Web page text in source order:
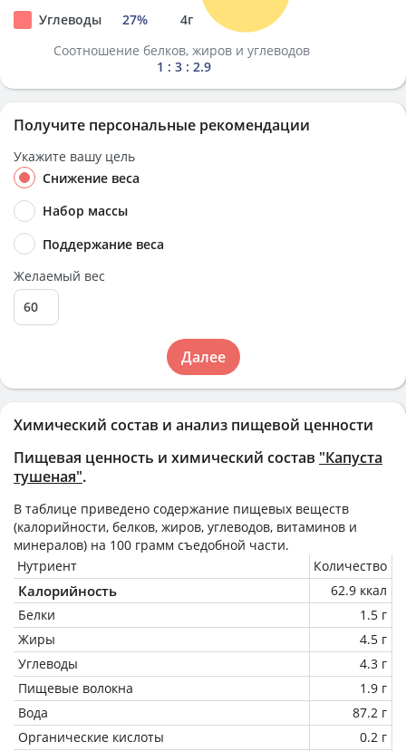
Химический состав и анализ пищевой ценности
Пищевая ценность и химический состав "Капуста
тушеная".
В таблице приведено содержание пищевых веществ
(калорийности, белков, жиров, углеводов, витаминов и
минералов) на 100 грамм съедобной части.
Нутриент
Количество
Калорийность
62.9 ккал
Белки
1.5 г
Жиры
4.5 г
Углеводы
4.3 г
Пищевые волокна
1.9 г
Вода
87.2 г
Органические кислоты
0.2 г
Углеводы
27% 4г
Соотношение белков, жиров и углеводов
1 : 3 : 2.9
Получите персональные рекомендации
Укажите вашу цель
Снижение веса
Набор массы
Поддержание веса
Желаемый вес
Далее